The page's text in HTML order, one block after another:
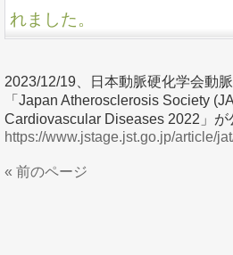
れました。
2023/12/19、日本動脈硬化学会動
「Japan Atherosclerosis Society
Cardiovascular Diseases 2022」が
https://www.jstage.jst.go.jp/article/
« 前のページ